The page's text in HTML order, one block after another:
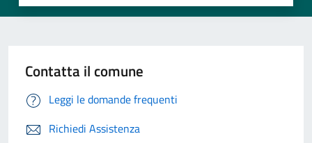
Contatta il comune
Leggi le domande frequenti
Richiedi Assistenza